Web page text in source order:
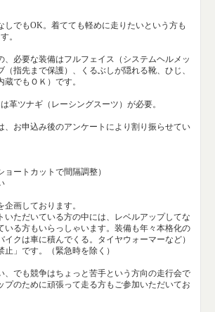
しでもOK。着てても軽めに走りたいという方も
。
、必要な装備はフルフェイス（システムヘルメッ
（指先まで保護）、くるぶしが隠れる靴、ひじ、
でもＯＫ）です。
革ツナギ（レーシングスーツ）が必要。
、お申込み後のアンケートにより割り振らせてい
ョートカットで間隔調整）
画しております。
いただいている方の中には、レベルアップしてな
いる方もいらっしゃいます。装備も年々本格化の
イクは車に積んでくる。タイヤウォーマーなど）
」です。（緊急時を除く）
、でも競争はちょっと苦手という方向の走行会で
プのために頑張って走る方もご参加いただいてお